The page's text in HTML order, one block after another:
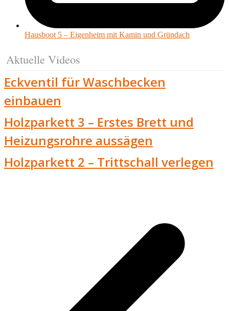
Hausboot 5 – Eigenheim mit Kamin und Gründach
Aktuelle Videos
Eckventil für Waschbecken
einbauen
Holzparkett 3 – Erstes Brett und
Heizungsrohre aussägen
Holzparkett 2 – Trittschall verlegen